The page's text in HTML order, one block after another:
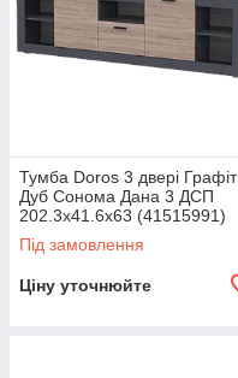
Тумба Doros 3 двері Графіт
Дуб Сонома Дана 3 ДСП
202.3х41.6х63 (41515991)
Під замовлення
Ціну уточнюйте